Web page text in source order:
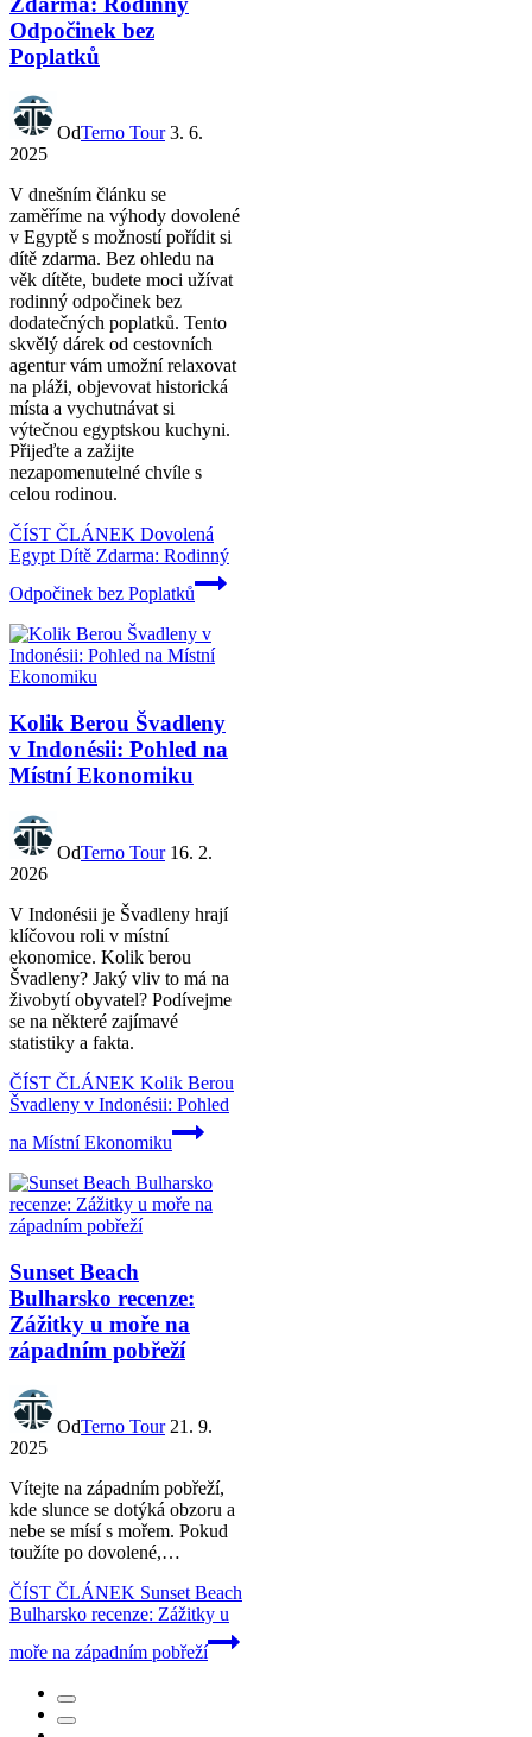
Odpočinek bez
Poplatků
OdTerno Tour 3. 6.
2025
V dnešním článku se
zaměříme na výhody dovolené
v Egyptě s možností pořídit si
dítě zdarma. Bez ohledu na
věk dítěte, budete moci užívat
rodinný odpočinek bez
dodatečných poplatků. Tento
skvělý dárek od cestovních
agentur vám umožní relaxovat
na pláži, objevovat historická
místa a vychutnávat si
výtečnou egyptskou kuchyni.
Přijeďte a zažijte
nezapomenutelné chvíle s
celou rodinou.
ČÍST ČLÁNEK Dovolená
Egypt Dítě Zdarma: Rodinný
Odpočinek bez Poplatků
Kolik Berou Švadleny
v Indonésii: Pohled na
Místní Ekonomiku
OdTerno Tour 16. 2.
2026
V Indonésii je Švadleny hrají
klíčovou roli v místní
ekonomice. Kolik berou
Švadleny? Jaký vliv to má na
živobytí obyvatel? Podívejme
se na některé zajímavé
statistiky a fakta.
ČÍST ČLÁNEK Kolik Berou
Švadleny v Indonésii: Pohled
na Místní Ekonomiku
Sunset Beach
Bulharsko recenze:
Zážitky u moře na
západním pobřeží
OdTerno Tour 21. 9.
2025
Vítejte na západním pobřeží,
kde slunce se dotýká obzoru a
nebe se mísí s mořem. Pokud
toužíte po dovolené,…
ČÍST ČLÁNEK Sunset Beach
Bulharsko recenze: Zážitky u
moře na západním pobřeží